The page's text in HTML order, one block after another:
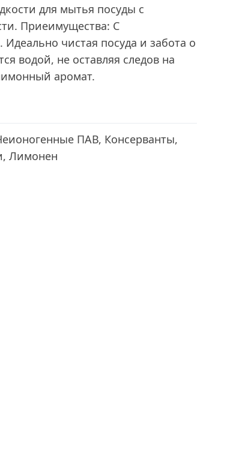
для мытья посуды с
Приеимущества: С
чистая посуда и забота о
водой, не оставляя следов на
аромат.
ПАВ, Консерванты,
Лимонен